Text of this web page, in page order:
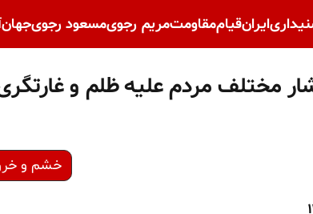
ایرانقیاممقاومتمریم رجویمسعود رجویجهان
مختلف مردم علیه ظلم و
خشم و